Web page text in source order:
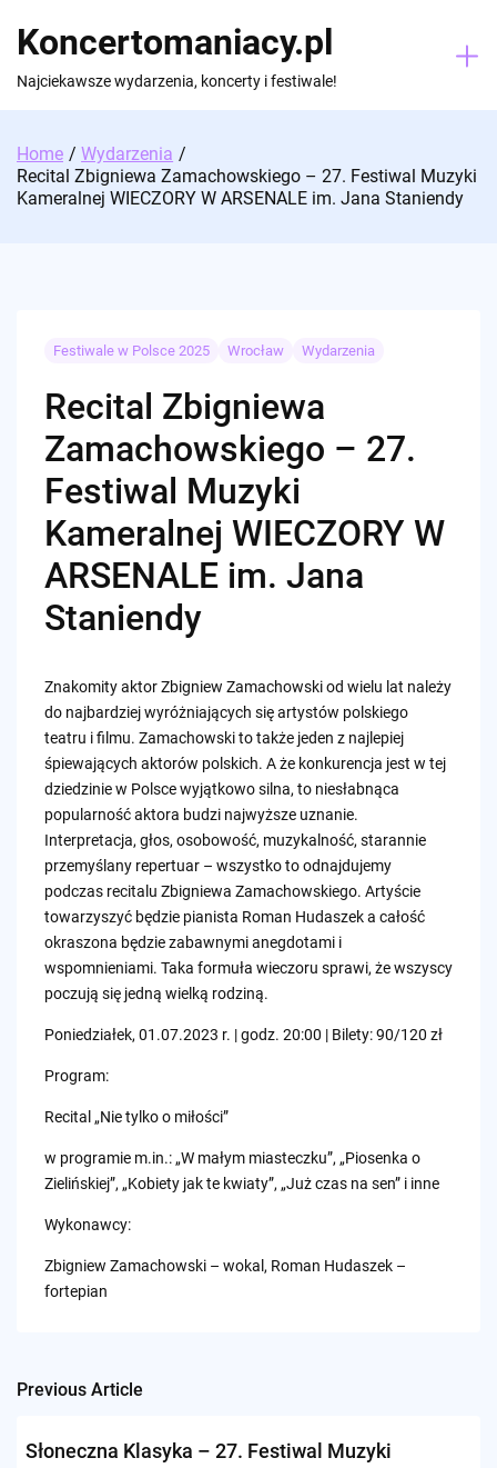
content
Koncertomaniacy.pl
Najciekawsze wydarzenia, koncerty i festiwale!
Home
Wydarzenia
Recital Zbigniewa Zamachowskiego – 27. Festiwal Muzyki
Kameralnej WIECZORY W ARSENALE im. Jana Staniendy
Festiwale w Polsce 2025 Wrocław Wydarzenia
Recital Zbigniewa
Zamachowskiego – 27.
Festiwal Muzyki
Kameralnej WIECZORY W
ARSENALE im. Jana
Staniendy
Znakomity aktor Zbigniew Zamachowski od wielu lat należy
do najbardziej wyróżniających się artystów polskiego
teatru i filmu. Zamachowski to także jeden z najlepiej
śpiewających aktorów polskich. A że konkurencja jest w tej
dziedzinie w Polsce wyjątkowo silna, to niesłabnąca
popularność aktora budzi najwyższe uznanie.
Interpretacja, głos, osobowość, muzykalność, starannie
przemyślany repertuar – wszystko to odnajdujemy
podczas recitalu Zbigniewa Zamachowskiego. Artyście
towarzyszyć będzie pianista Roman Hudaszek a całość
okraszona będzie zabawnymi anegdotami i
wspomnieniami. Taka formuła wieczoru sprawi, że wszyscy
poczują się jedną wielką rodziną.
Poniedziałek, 01.07.2023 r. | godz. 20:00 | Bilety: 90/120 zł
Program:
Recital „Nie tylko o miłości”
w programie m.in.: „W małym miasteczku”, „Piosenka o
Zielińskiej”, „Kobiety jak te kwiaty”, „Już czas na sen” i inne
Wykonawcy:
Zbigniew Zamachowski – wokal, Roman Hudaszek –
fortepian
Post
navigation
Previous Article
Słoneczna Klasyka – 27. Festiwal Muzyki